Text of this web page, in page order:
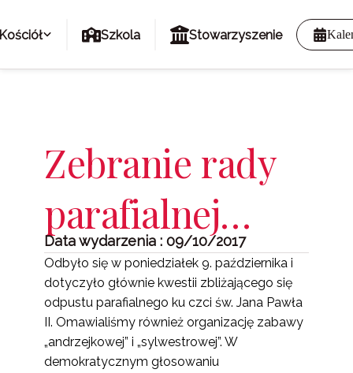
Szkola Stowarzyszenie
Zebranie rady
parafialnej…
Data wydarzenia : 09/10/2017
Odbyło się w poniedziałek 9. października i
dotyczyło głównie kwestii zbliżającego się
odpustu parafialnego ku czci św. Jana Pawła
II. Omawialiśmy również organizację zabawy
„andrzejkowej” i „sylwestrowej”. W
demokratycznym głosowaniu